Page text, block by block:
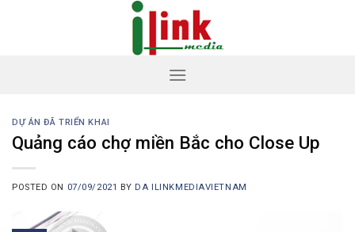
DỰ ÁN ĐÃ TRIỂN KHAI
Quảng cáo chợ miền Bắc cho Close Up
POSTED ON 07/09/2021 BY DA ILINKMEDIAVIETNAM